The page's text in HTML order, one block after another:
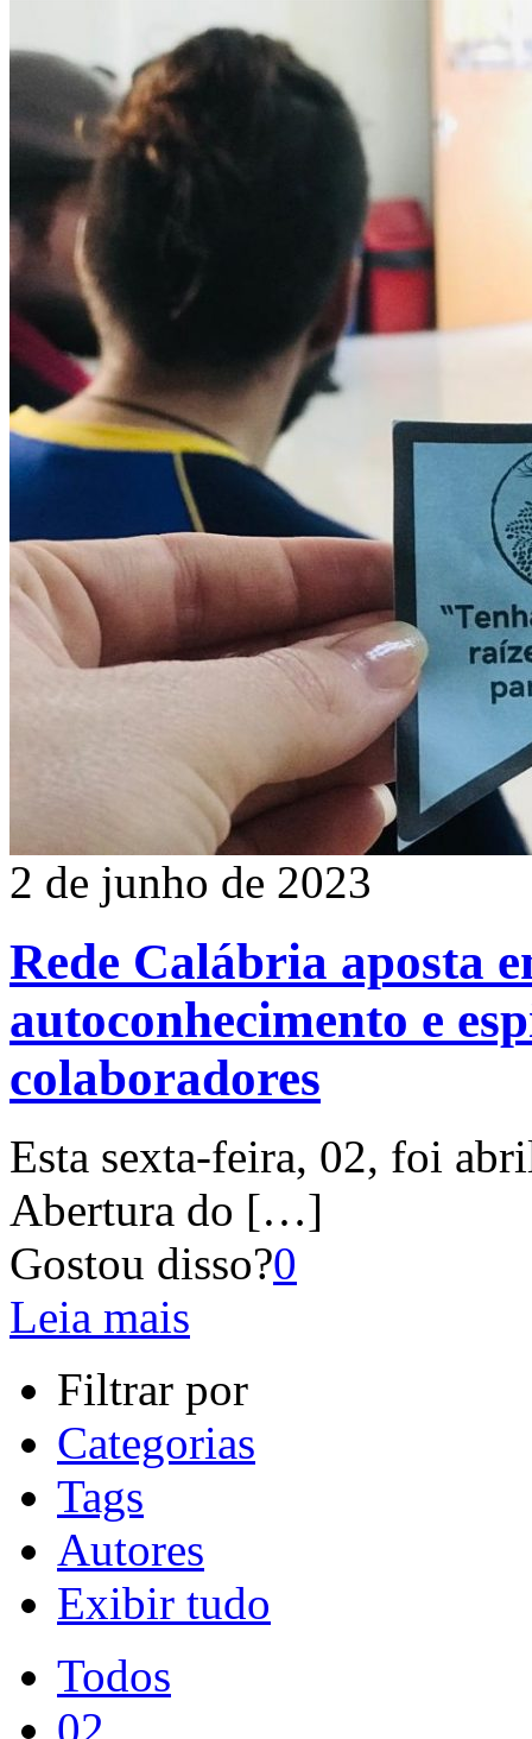
2 de junho de 2023
Rede Calábria aposta
autoconhecimento e
colaboradores
Esta sexta-feira, 02, foi
Abertura do […]
Gostou disso?0
Leia mais
Filtrar por
Categorias
Tags
Autores
Exibir tudo
Todos